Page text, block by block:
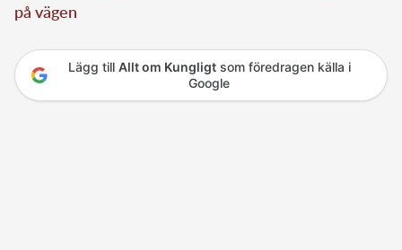
på vägen
Lägg till Allt om Kungligtsom föredragen källa i
Google